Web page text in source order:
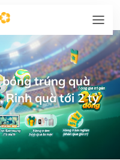
trúng quà
Rinh quà tới 2 tỷ